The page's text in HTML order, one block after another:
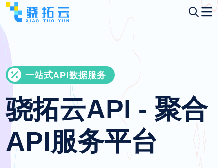
一站式API数据服务
骁拓云API - 聚合
API服务平台